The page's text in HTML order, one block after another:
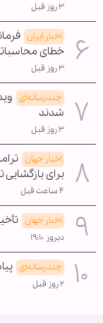
۳ روز قبل
اخبار ایران
خطای
۳ روز قبل
چندرسانه‌ای
شدند
۳ روز قبل
اخبار جهان
برای
۴ ساعت قبل
اخبار جهان
دیروز ۱۹:۱۰
چندرسانه‌ای
۲ روز قبل